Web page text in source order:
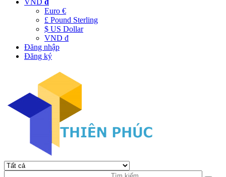
VND đ
Euro €
£ Pound Sterling
$ US Dollar
VND đ
Đăng nhập
Đăng ký